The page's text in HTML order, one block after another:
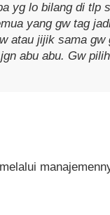
yg lo bilang di tlp
yang gw tag
atau jijik sama gw
abu abu. Gw